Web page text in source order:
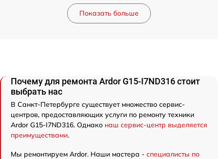
Показать больше
Почему для ремонта Ardor G15-I7ND316 стоит
выбрать нас
В Санкт-Петербурге существует множество сервис-
центров, предоставляющих услуги по ремонту техники
Ardor G15-I7ND316. Однако наш сервис-центр выделяется
преимуществами.
Мы ремонтируем Ardor. Наши мастера - специалисты по